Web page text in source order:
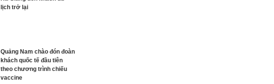
lịch trở lại
Quảng Nam chào đón đoàn
khách quốc tế đầu tiên
theo chương trình chiếu
vaccine